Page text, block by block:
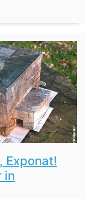
Exponat!
in